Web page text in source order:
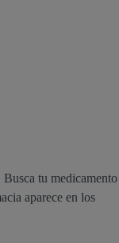
tu medicamento
aparece en los